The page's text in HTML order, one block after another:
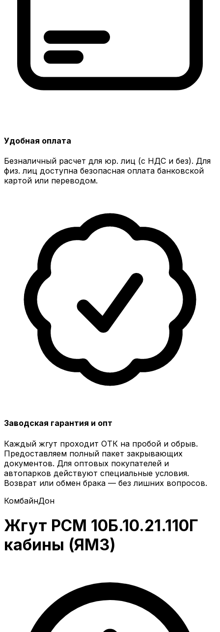
Удобная оплата
Безналичный расчет для юр. лиц (с НДС и без). Для
физ. лиц доступна безопасная оплата банковской
картой или переводом.
Заводская гарантия и опт
Каждый жгут проходит ОТК на пробой и обрыв.
Предоставляем полный пакет закрывающих
документов. Для оптовых покупателей и
автопарков действуют специальные условия.
Возврат или обмен брака — без лишних вопросов.
КомбайнДон
Жгут РСМ 10Б.10.21.110Г
кабины (ЯМЗ)